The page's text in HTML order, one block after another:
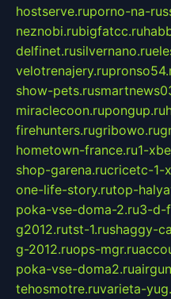
hostserve.ruporno-na-
neznobi.rubigfatcc.ru
delfinet.rusilvernano.ru
velotrenajery.ru
show-pets.ru
miraclecoon.rupongup.ru
firehunters.rugribowo.ru
hometown-france.ru1-
shop-garena.rucricetc-1-
one-life-story.rutop-
poka-vse-doma-2.ru3-d-
g2012.rutst-1.rushaggy-
g-2012.ruops-mgr.ru
poka-vse-doma2.ru
tehosmotre.ruvarieta-